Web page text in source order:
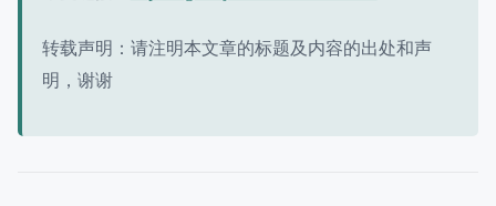
转载声明：请注明本文章的标题及内容的出处和声
明，谢谢